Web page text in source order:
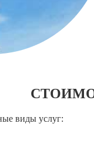
виды услуг: